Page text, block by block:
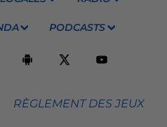
PODCASTS
RÈGLEMENT DES JEUX